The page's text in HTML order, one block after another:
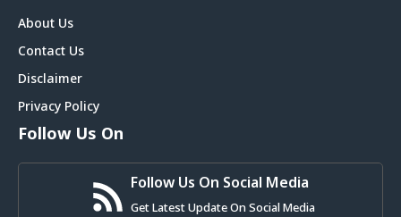
About Us
Contact Us
Disclaimer
Privacy Policy
Follow Us On
Follow Us On Social Media
Get Latest Update On Social Media